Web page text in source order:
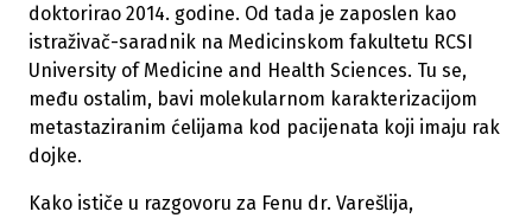
doktorirao 2014. godine. Od tada je zaposlen kao
istraživač-saradnik na Medicinskom fakultetu RCSI
University of Medicine and Health Sciences. Tu se,
među ostalim, bavi molekularnom karakterizacijom
metastaziranim ćelijama kod pacijenata koji imaju rak
dojke.
Kako ističe u razgovoru za Fenu dr. Varešlija,